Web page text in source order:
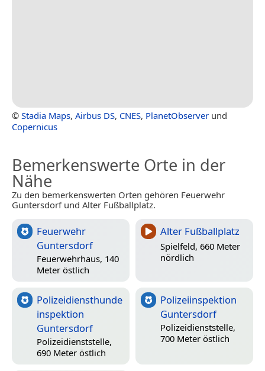
© Stadia Maps, Airbus DS, CNES, PlanetObserver und
Copernicus
Bemerkenswerte Orte in der
Nähe
Zu den bemerkenswerten Orten gehören Feuerwehr
Guntersdorf und Alter Fußballplatz.
Feuerwehr
Guntersdorf
Feuerwehrhaus, 140
Meter östlich
Alter Fußballplatz
Spielfeld, 660 Meter
nördlich
Polizeidiensthunde
inspektion
Guntersdorf
Polizeidienststelle,
690 Meter östlich
Polizeiinspektion
Guntersdorf
Polizeidienststelle,
700 Meter östlich